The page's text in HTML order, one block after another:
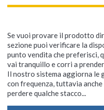
Se vuoi provare il prodotto
sezione puoi verificare la
punto vendita che preferisci,
vai tranquillo e corri a
Il nostro sistema aggiorna le
con frequenza, tuttavia
perdere qualche stacco...